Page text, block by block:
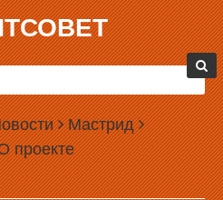
Мастрид
проекте
МЕНЬШЕ СОБИРАТЬ
ОТДАВАТЬ В МОСКВУ
февраль 2009 года с территории
систему России поступило
налоговых сборов, что, по
почти на 17% меньше объема